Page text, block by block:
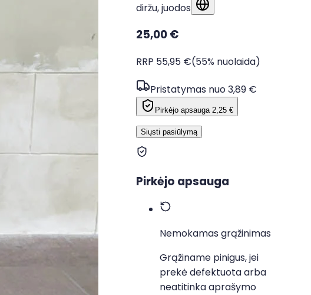
diržu, juodos
25,00 €
RRP 55,95 €(55% nuolaida)
Pristatymas nuo 3,89 €
Pirkėjo apsauga 2,25 €
Pirkėjo apsauga
Nemokamas grąžinimas
Grąžiname pinigus, jei
prekė defektuota arba
neatitinka aprašymo
Siųsti pasiūlymą